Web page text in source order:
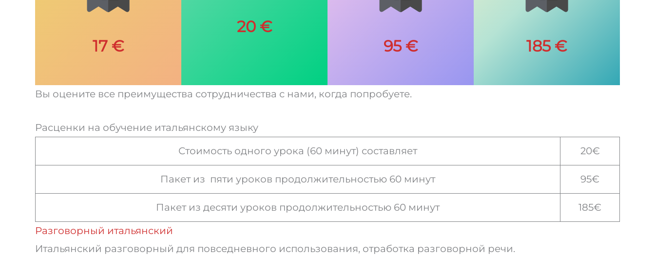
17 €
20 €
95 € 185 €
Вы оцените все преимущества сотрудничества с нами, когда попробуете.
Расценки на обучение итальянскому языку
Стоимость одного урока (60 минут) составляет
20€
Пакет из пяти уроков продолжительностью 60 минут 95€
Пакет из десяти уроков продолжительностью 60 минут
185€
Разговорный итальянский
Итальянский разговорный для повседневного использования, отработка разговорной речи.